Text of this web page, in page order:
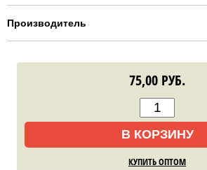
Производитель
75,00 РУБ.
В КОРЗИНУ
КУПИТЬ ОПТОМ